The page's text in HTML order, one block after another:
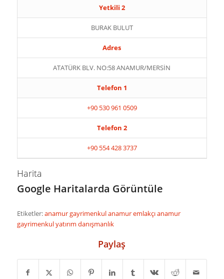
Yetkili 2
BURAK BULUT
Adres
ATATÜRK BLV. NO:58 ANAMUR/MERSİN
Telefon 1
+90 530 961 0509
Telefon 2
+90 554 428 3737
Harita
Google Haritalarda Görüntüle
Etiketler:anamur gayrimenkul anamur emlakçıanamur
gayrimenkul yatırım danışmanlık
Paylaş